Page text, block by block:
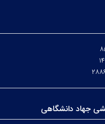
جهاد دانشگاهی